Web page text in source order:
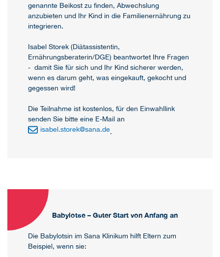
genannte Beikost zu finden, Abwechslung
anzubieten und Ihr Kind in die Familienernährung zu
integrieren.
Isabel Storek (Diätassistentin,
Ernährungsberaterin/DGE) beantwortet Ihre Fragen
- damit Sie für sich und Ihr Kind sicherer werden,
wenn es darum geht, was eingekauft, gekocht und
gegessen wird!
Die Teilnahme ist kostenlos, für den Einwahllink
senden Sie bitte eine E-Mail an
isabel.storek@sana.de.
Babylotse – Guter Start von Anfang an
Die Babylotsin im Sana Klinikum hilft Eltern zum
Beispiel, wenn sie: